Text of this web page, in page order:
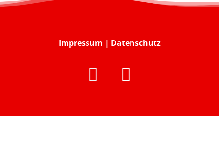
Impressum | Datenschutz
 